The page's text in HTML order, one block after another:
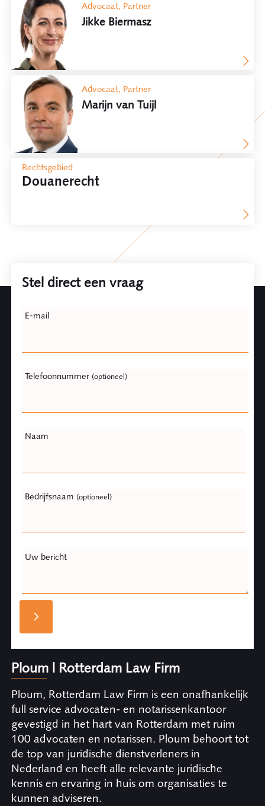
Advocaat, Partner
Jikke Biermasz
Advocaat, Partner
Marijn van Tuijl
Rechtsgebied
Douanerecht
Stel direct een vraag
this
E-mail
Telefoonnummer (optioneel)
Naam
Bedrijfsnaam (optioneel)
Uw bericht
Ploum | Rotterdam Law Firm
Ploum, Rotterdam Law Firm is een onafhankelijk
full service advocaten- en notarissenkantoor
gevestigd in het hart van Rotterdam met ruim
100 advocaten en notarissen. Ploum behoort tot
de top van juridische dienstverleners in
Nederland en heeft alle relevante juridische
kennis en ervaring in huis om organisaties te
kunnen adviseren.